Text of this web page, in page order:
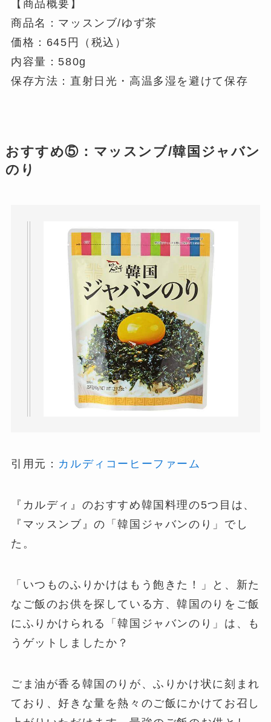
【商品概要】
商品名：マッスンブ/ゆず茶
価格：645円（税込）
内容量：580g
保存方法：直射日光・高温多湿を避けて保存
おすすめ⑤：マッスンブ/韓国ジャバン
のり
引用元： カルディコーヒーファーム
『カルディ』のおすすめ韓国料理の5つ目は、
『マッスンブ』の「韓国ジャバンのり」でし
た。
「いつものふりかけはもう飽きた！」と、新た
なご飯のお供を探している方、韓国のりをご飯
にふりかけられる「韓国ジャバンのり」は、も
うゲットしましたか？
ごま油が香る韓国のりが、ふりかけ状に刻まれ
ており、好きな量を熱々のご飯にかけてお召し